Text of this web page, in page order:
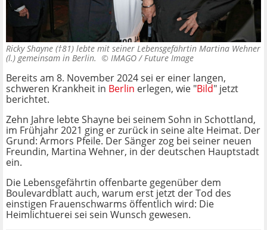
Ricky Shayne (†81) lebte mit seiner Lebensgefährtin Martina Wehner
(l.) gemeinsam in Berlin. © IMAGO / Future Image
Bereits am 8. November 2024 sei er einer langen,
schweren Krankheit in Berlin erlegen, wie "Bild" jetzt
berichtet.
Zehn Jahre lebte Shayne bei seinem Sohn in Schottland,
im Frühjahr 2021 ging er zurück in seine alte Heimat. Der
Grund: Armors Pfeile. Der Sänger zog bei seiner neuen
Freundin, Martina Wehner, in der deutschen Hauptstadt
ein.
Die Lebensgefährtin offenbarte gegenüber dem
Boulevardblatt auch, warum erst jetzt der Tod des
einstigen Frauenschwarms öffentlich wird: Die
Heimlichtuerei sei sein Wunsch gewesen.